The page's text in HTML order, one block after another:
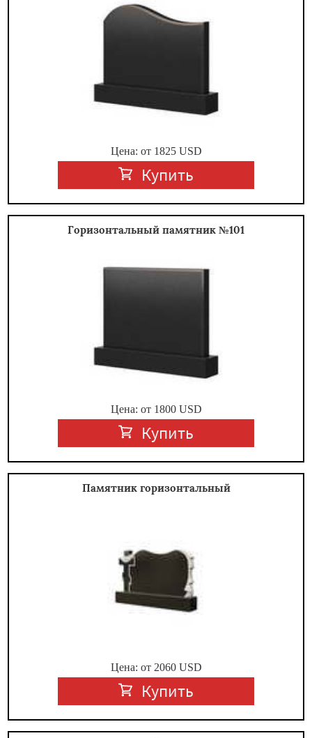
Цена: от 1825USD
Купить
Горизонтальный памятник №101
Цена: от 1800USD
Купить
Памятник горизонтальный
Цена: от 2060USD
Купить